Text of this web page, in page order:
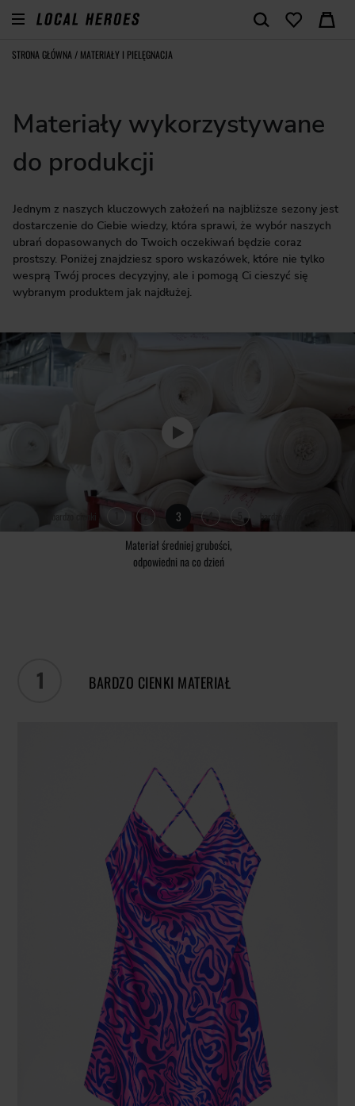
STRONA GŁÓWNA / MATERIAŁY I PIELĘGNACJA
Materiały wykorzystywane
do produkcji
Jednym z naszych kluczowych założeń na najbliższe sezony jest
dostarczenie do Ciebie wiedzy, która sprawi, że wybór naszych
ubrań dopasowanych do Twoich oczekiwań będzie coraz
prostszy. Poniżej znajdziesz sporo wskazówek, które nie tylko
wesprą Twój proces decyzyjny, ale i pomogą Ci cieszyć się
wybranym produktem jak najdłużej.
System klasyfikacji materiałów
Żeby ułatwić Ci decyzje o wyborze odpowiedniego produktu,
opracowaliśmy system podziału produktów na kategorie.
3
Materiał średniej grubości,
odpowiedni na co dzień
bardzo gruby
1 BARDZO CIENKI MATERIAŁ